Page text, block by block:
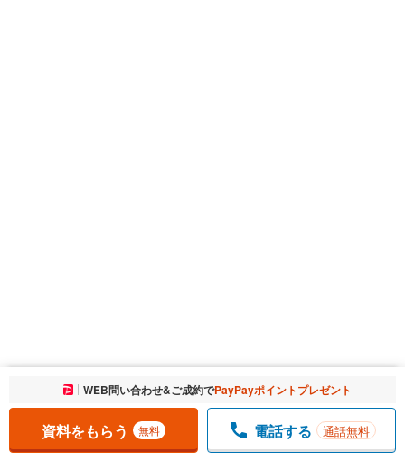
お気に入りに追加しました。 一覧を開く
WEB問い合わせ&ご成約でPayPayポイントプレゼント
資料をもらう 無料 電話する 通話無料